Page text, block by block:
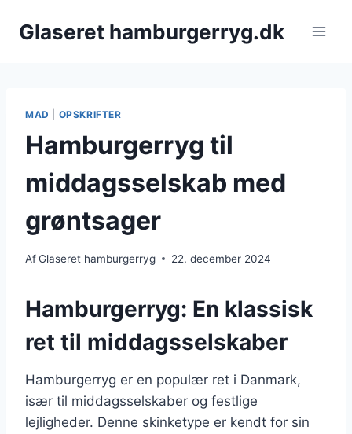
Glaseret hamburgerryg.dk
MAD OPSKRIFTER
Hamburgerryg til
middagsselskab med
grøntsager
AfGlaseret hamburgerryg 22. december 2024
Hamburgerryg: En klassisk
ret til middagsselskaber
Hamburgerryg er en populær ret i Danmark,
især til middagsselskaber og festlige
lejligheder. Denne skinketype er kendt for sin